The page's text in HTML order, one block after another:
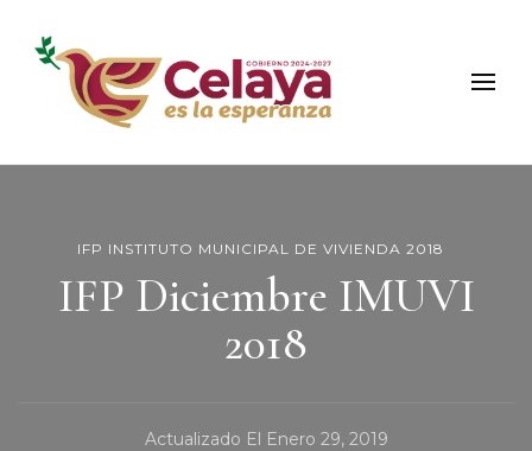
Municipio de Celaya
Portal Oficial del Municipio de Celaya
IFP INSTITUTO MUNICIPAL DE VIVIENDA 2018
IFP Diciembre IMUVI
2018
Actualizado El Enero 29, 2019